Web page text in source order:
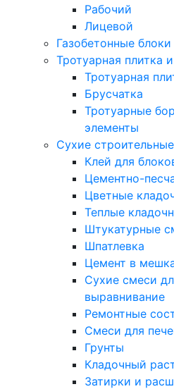
Рабочий
Лицевой
Газобетонные блоки
Тротуарная плитка
Тротуарная
Брусчатка
Тротуарные
элементы
Сухие
Клей для
Цементно-
Цветные
Теплые
Штукатурные
Шпатлевка
Цемент в
Сухие смеси
выравнивание
Ремонтные
Смеси для
Грунты
Кладочный
Затирки и